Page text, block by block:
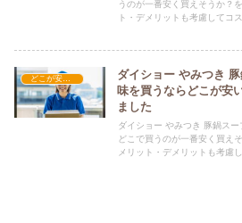
うのが一番安く買えそうか？
ト・デメリットも考慮してコ
ダイショー やみつき
味を買うならどこが安
ました
ダイショー やみつき 豚鍋スー
どこで買うのが一番安く買え
メリット・デメリットも考慮